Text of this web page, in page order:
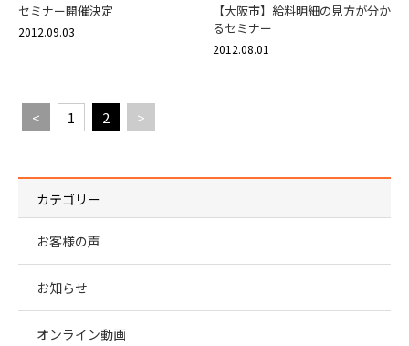
セミナー開催決定
2012.09.03
【大阪市】給料明細の見方が分か
るセミナー
2012.08.01
< 1 2 >
カテゴリー
お客様の声
お知らせ
オンライン動画